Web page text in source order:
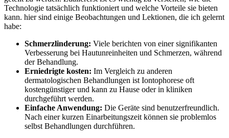
Technologie tatsächlich funktioniert und welche Vorteile sie bieten
kann. hier sind einige Beobachtungen und Lektionen, die ich gelernt
habe:
Schmerzlinderung: Viele berichten von einer signifikanten
Verbesserung bei Hautunreinheiten und Schmerzen, während
der Behandlung.
Erniedrigte kosten: Im Vergleich zu anderen
dermatologischen Behandlungen ist Iontophorese oft
kostengünstiger und kann zu Hause oder in kliniken
durchgeführt werden.
Einfache Anwendung: Die Geräte sind benutzerfreundlich.
Nach einer kurzen Einarbeitungszeit können sie problemlos
selbst Behandlungen durchführen.